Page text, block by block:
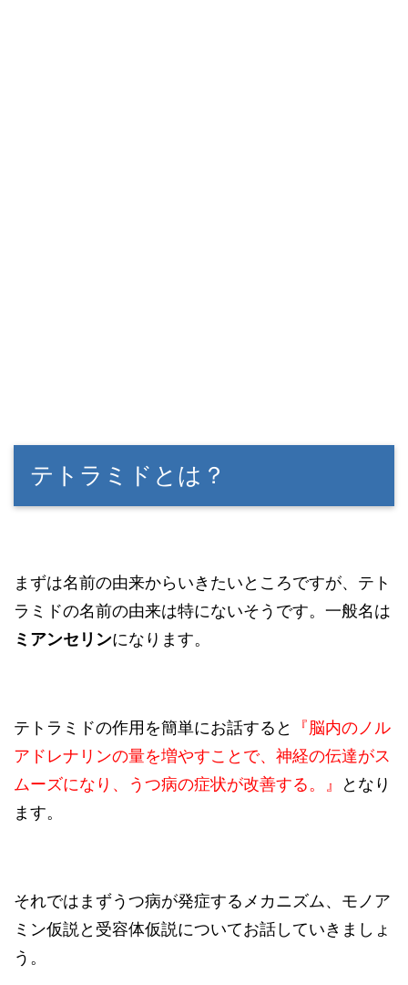
テトラミドとは？
まずは名前の由来からいきたいところですが、テト
ラミドの名前の由来は特にないそうです。一般名は
ミアンセリンになります。
テトラミドの作用を簡単にお話すると
『脳内のノル
アドレナリンの量を増やすことで、 神経の伝達がス
ムーズになり、うつ病の症状が改善する。』
となり
ます。
それではまずうつ病が発症するメカニズム、モノア
ミン仮説と受容体仮説についてお話していきましょ
う。